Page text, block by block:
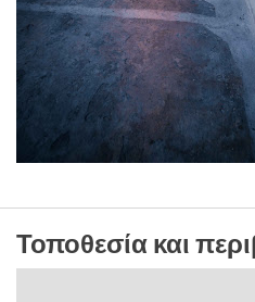
Τοποθεσία και